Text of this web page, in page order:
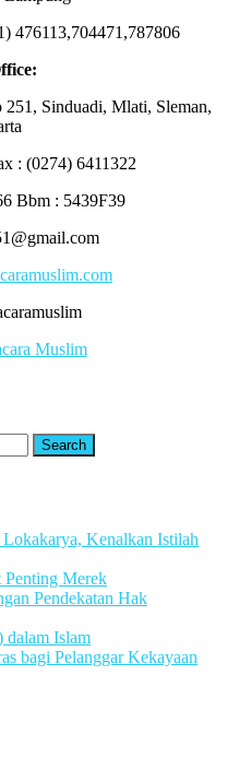
476113,704471,787806
Sinduadi, Mlati, Sleman,
: (0274) 6411322
Bbm : 5439F39
Muslim
Kenalkan Istilah
Penting Merek
Pendekatan Hak
Islam
bagi Pelanggar Kekayaan